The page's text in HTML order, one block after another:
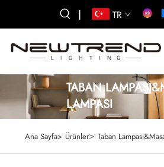
| TR
TABAN
LAMPASI
Ana Sayfa> Ürünler> Taban